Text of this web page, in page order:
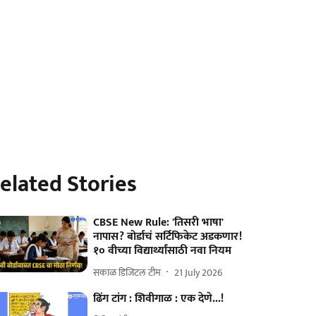
Stories
CBSE New Rule: 'तिसरी भाषा'
नापास? बोर्डाचं सर्टिफिकेट अडकणार!
१० वीच्या विद्यार्थ्यांसाठी नवा नियम
सकाळ डिजिटल टीम 21 July 2026
ढिंग टांग : शिवीगाळ : एक देणे...!